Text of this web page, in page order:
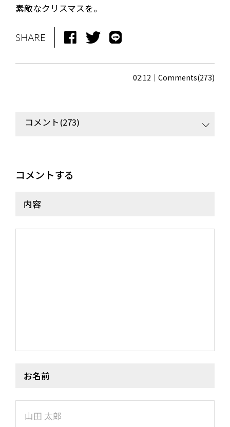
NEWS
LIVE
MUSIC
VIDEO
素敵なクリスマスを。
SHARE
02:12 Comments(273)
コメント(273)
コメントする
内容
お名前